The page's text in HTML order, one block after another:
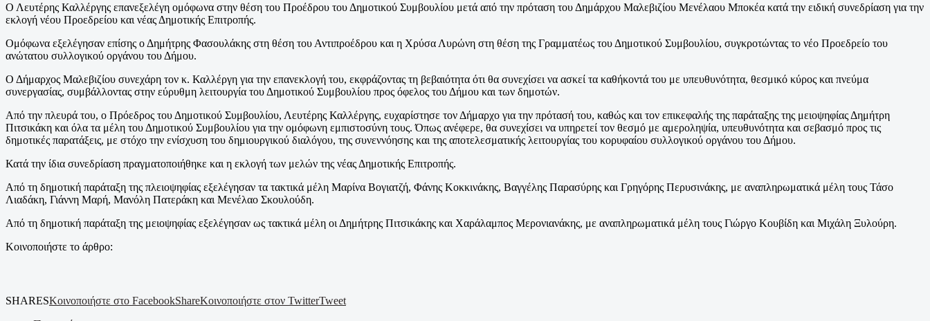
Ο Λευτέρης Καλλέργης επανεξελέγη ομόφωνα στην θέση του Προέδρου του Δημοτικού Συμβουλίου μετά από την πρόταση του Δημάρχου Μαλεβιζίου Μενέλαου Μποκέα κατά την ειδική συνεδρίαση για την
εκλογή νέου Προεδρείου και νέας Δημοτικής Επιτροπής.
Ομόφωνα εξελέγησαν επίσης ο Δημήτρης Φασουλάκης στη θέση του Αντιπροέδρου και η Χρύσα Λυρώνη στη θέση της Γραμματέως του Δημοτικού Συμβουλίου, συγκροτώντας το νέο Προεδρείο του
ανώτατου συλλογικού οργάνου του Δήμου.
Ο Δήμαρχος Μαλεβιζίου συνεχάρη τον κ. Καλλέργη για την επανεκλογή του, εκφράζοντας τη βεβαιότητα ότι θα συνεχίσει να ασκεί τα καθήκοντά του με υπευθυνότητα, θεσμικό κύρος και πνεύμα
συνεργασίας, συμβάλλοντας στην εύρυθμη λειτουργία του Δημοτικού Συμβουλίου προς όφελος του Δήμου και των δημοτών.
Από την πλευρά του, ο Πρόεδρος του Δημοτικού Συμβουλίου, Λευτέρης Καλλέργης, ευχαρίστησε τον Δήμαρχο για την πρότασή του, καθώς και τον επικεφαλής της παράταξης της μειοψηφίας Δημήτρη
Πιτσικάκη και όλα τα μέλη του Δημοτικού Συμβουλίου για την ομόφωνη εμπιστοσύνη τους. Όπως ανέφερε, θα συνεχίσει να υπηρετεί τον θεσμό με αμεροληψία, υπευθυνότητα και σεβασμό προς τις
δημοτικές παρατάξεις, με στόχο την ενίσχυση του δημιουργικού διαλόγου, της συνεννόησης και της αποτελεσματικής λειτουργίας του κορυφαίου συλλογικού οργάνου του Δήμου.
Κατά την ίδια συνεδρίαση πραγματοποιήθηκε και η εκλογή των μελών της νέας Δημοτικής Επιτροπής.
Από τη δημοτική παράταξη της πλειοψηφίας εξελέγησαν τα τακτικά μέλη Μαρίνα Βογιατζή, Φάνης Κοκκινάκης, Βαγγέλης Παρασύρης και Γρηγόρης Περυσινάκης, με αναπληρωματικά μέλη τους Τάσο
Λιαδάκη, Γιάννη Μαρή, Μανόλη Πατεράκη και Μενέλαο Σκουλούδη.
Από τη δημοτική παράταξη της μειοψηφίας εξελέγησαν ως τακτικά μέλη οι Δημήτρης Πιτσικάκης και Χαράλαμπος Μερονιανάκης, με αναπληρωματικά μέλη τους Γιώργο Κουβίδη και Μιχάλη Ξυλούρη.
Κοινοποιήστε το άρθρο:
SHARESΚοινοποιήστε στο FacebookShareΚοινοποιήστε στον TwitterTweet